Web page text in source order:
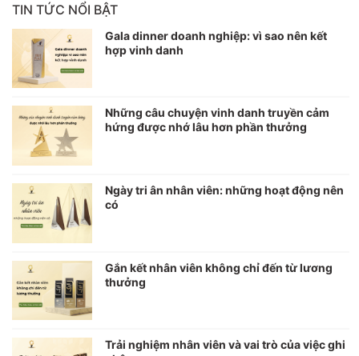
TIN TỨC NỔI BẬT
Gala dinner doanh nghiệp: vì sao nên kết
hợp vinh danh
Những câu chuyện vinh danh truyền cảm
hứng được nhớ lâu hơn phần thưởng
Ngày tri ân nhân viên: những hoạt động nên
có
Gắn kết nhân viên không chỉ đến từ lương
thưởng
Trải nghiệm nhân viên và vai trò của việc ghi